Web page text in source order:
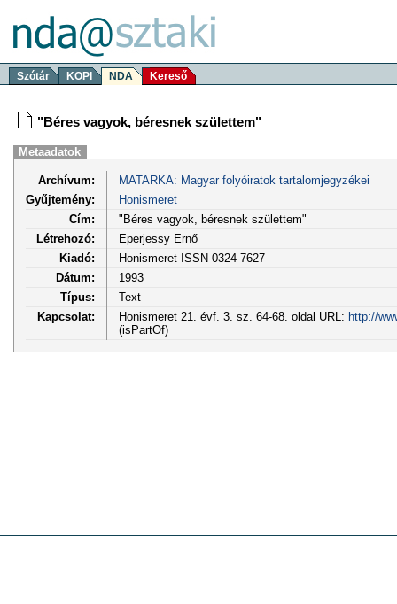
Szótár KOPI NDA Kereső
"Béres vagyok, béresnek születtem"
Metaadatok
Archívum:
MATARKA: Magyar folyóiratok tartalomjegyzékei
Gyűjtemény:
Honismeret
Cím:
"Béres vagyok, béresnek születtem"
Létrehozó:
Eperjessy Ernő
Kiadó:
Honismeret ISSN 0324-7627
Dátum:
1993
Típus:
Text
Kapcsolat:
Honismeret 21. évf. 3. sz. 64-68. oldal URL: http://
(isPartOf)